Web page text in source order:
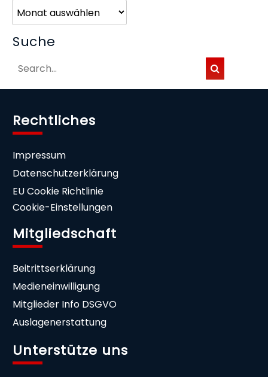
Suche
Rechtliches
Impressum
Datenschutzerklärung
EU Cookie Richtlinie
Cookie-Einstellungen
Mitgliedschaft
Beitrittserklärung
Medieneinwilligung
Mitglieder Info DSGVO
Auslagenerstattung
Unterstütze uns